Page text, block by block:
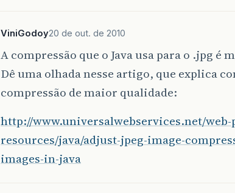
ViniGodoy20 de out. de 2010
A compressão que o Java usa para o .jpg é
Dê uma olhada nesse artigo, que explica
compressão de maior qualidade:
http://www.universalwebservices.net/
resources/java/adjust-jpeg-image-
images-in-java